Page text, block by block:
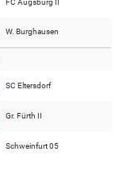
FC Augsburg II
W. Burghausen
SC Eltersdorf
Gr. Fürth II
Schweinfurt 05